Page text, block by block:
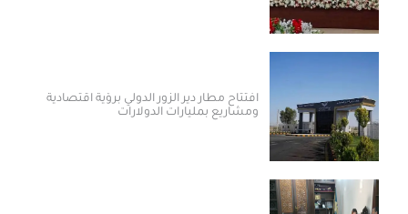
افتتاح مطار دير الزور الدولي برؤية اقتصادية
ومشاريع بمليارات الدولارات ​